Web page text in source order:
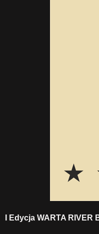
I Edycja WARTA